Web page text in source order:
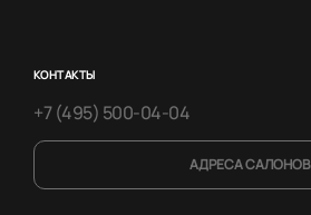
КОНТАКТЫ
+7 (495) 500-04-04
АДРЕСА САЛОНОВ